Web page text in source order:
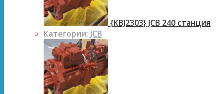
{KBJ2303} JCB 240 станция
Категории: JCB